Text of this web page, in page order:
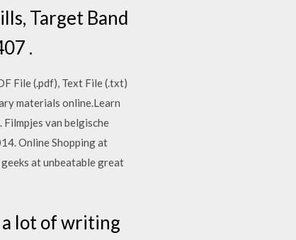
Target Band
.
File (.pdf), Text File (.txt)
materials online.Learn
van belgische
Online Shopping at
at unbeatable great
lot of writing